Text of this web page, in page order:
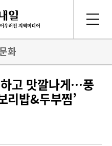
화
고 맛깔나게…풍
리밥&두부찜’